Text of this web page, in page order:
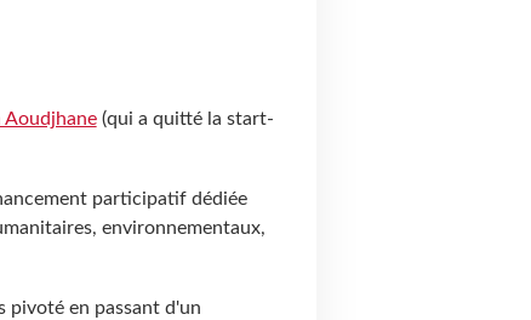
Aoudjhane(qui a quitté la start-
participatif dédiée
environnementaux,
pivoté en passant d'un